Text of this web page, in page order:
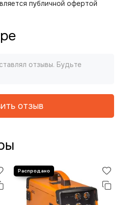
публичной офертой
отзывы. Будьте
отзыв